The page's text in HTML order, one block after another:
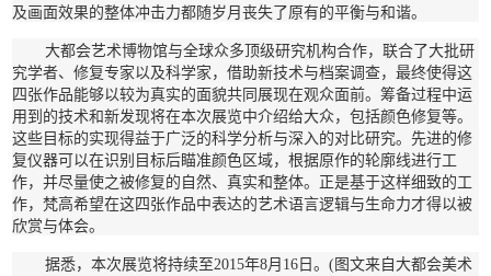
及画面效果的整体冲击力都随岁月丧失了原有的平衡与和谐。
大都会艺术博物馆与全球众多顶级研究机构合作，联合了大批研
究学者、修复专家以及科学家，借助新技术与档案调查，最终使得这
四张作品能够以较为真实的面貌共同展现在观众面前。筹备过程中运
用到的技术和新发现将在本次展览中介绍给大众，包括颜色修复等。
这些目标的实现得益于广泛的科学分析与深入的对比研究。先进的修
复仪器可以在识别目标后瞄准颜色区域，根据原作的轮廓线进行工
作，并尽量使之被修复的自然、真实和整体。正是基于这样细致的工
作，梵高希望在这四张作品中表达的艺术语言逻辑与生命力才得以被
欣赏与体会。
据悉，本次展览将持续至2015年8月16日。(图文来自大都会美术